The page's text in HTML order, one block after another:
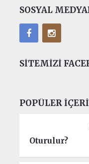
SOSYAL
SITEMIZI
POPÜLER
Oturulur?